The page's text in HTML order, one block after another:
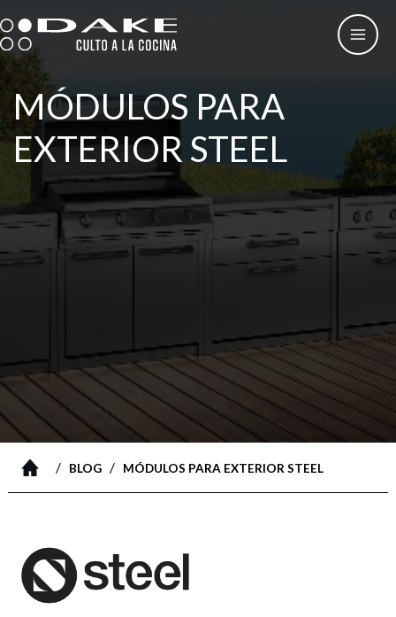
to
content
MÓDULOS PARA
EXTERIOR STEEL
/ BLOG/ MÓDULOS PARA EXTERIOR STEEL